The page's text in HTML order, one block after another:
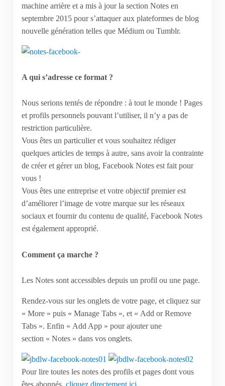
machine arrière et a mis à jour la section Notes en
septembre 2015 pour s’attaquer aux plateformes de blog
nouvelle génération telles que Médium ou Tumblr.
A qui s’adresse ce format ?
Nous serions tentés de répondre : à tout le monde ! Pages
et profils personnels pouvant l’utiliser, il n’y a pas de
restriction particulière.
Vous êtes un particulier et vous souhaitez rédiger
quelques articles de temps à autre, sans avoir la contrainte
de créer et gérer un blog, Facebook Notes est fait pour
vous !
Vous êtes une entreprise et votre objectif premier est
d’améliorer l’image de votre marque sur les réseaux
sociaux et fournir du contenu de qualité, Facebook Notes
est également approprié.
Comment ça marche ?
Les Notes sont accessibles depuis un profil ou une page.
Rendez-vous sur les onglets de votre page, et cliquez sur
« More » puis « Manage Tabs », et « Add or Remove
Tabs ». Enfin « Add App » pour ajouter une
section « Notes » dans vos onglets.
Pour lire toutes les notes des profils et pages dont vous
êtes abonnés, cliquez directement ici.